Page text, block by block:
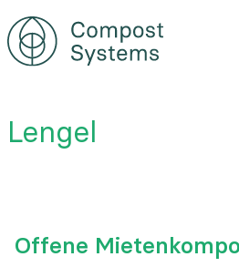
Direkt
zum
Inhalt
Lengel
Offene